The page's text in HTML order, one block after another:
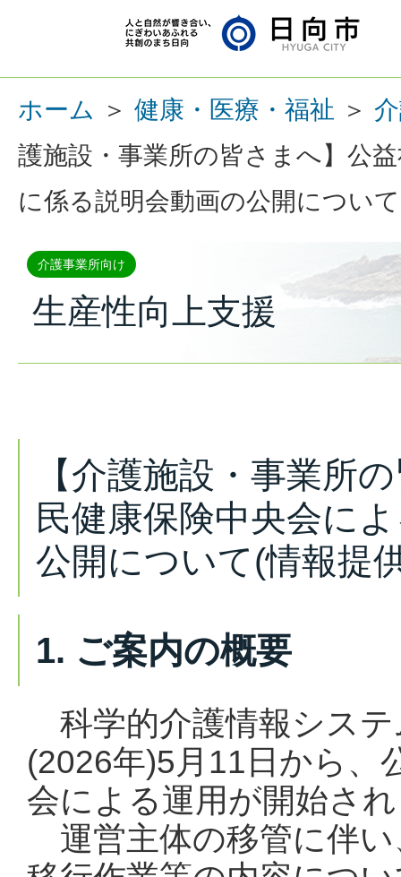
ホーム ＞ 健康・医療・福祉 ＞
護施設・事業所の皆さまへ】公
に係る説明会動画の公開につい
介護事業所向け
生産性向上支援
【介護施設・事業所
民健康保険中央会に
公開について(情報提
1. ご案内の概要
科学的介護情報シス
(2026年)5月11日から、
会による運用が開始さ
運営主体の移管に伴い